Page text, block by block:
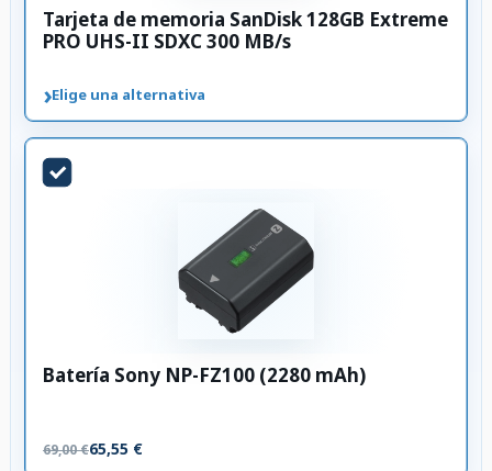
Tarjeta de memoria SanDisk 128GB Extreme
PRO UHS-II SDXC 300 MB/s
›Elige una alternativa
Batería Sony NP-FZ100 (2280 mAh)
69,00 €65,55 €